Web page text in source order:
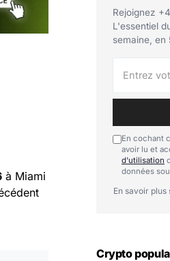
à Miami
Rejoignez
L'essentiel
semaine, en
En cochant
avoir lu et
d'utilisation
données
En savoir
Crypto